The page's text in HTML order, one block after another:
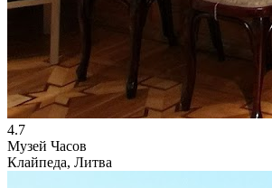
4.7
Музей Часов
Клайпеда, Литва